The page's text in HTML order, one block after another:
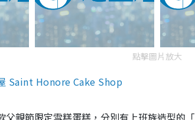
點擊圖片放大
Saint Honore Cake Shop